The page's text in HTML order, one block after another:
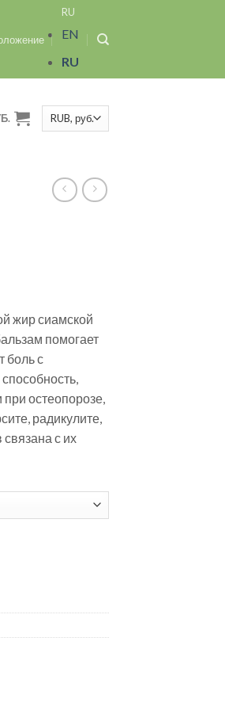
RU
EN
RU
жир сиамской
помогает
боль с
при остеопорозе,
радикулите,
с их